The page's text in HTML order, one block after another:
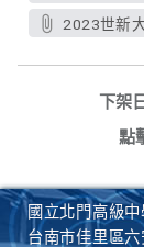
2023世新
下架
點
國立北門高級
台南市佳里區